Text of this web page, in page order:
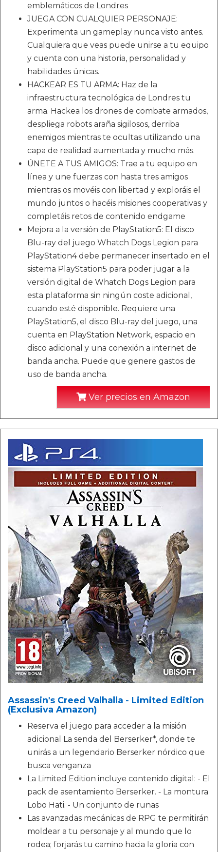
emblemáticos de Londres
JUEGA CON CUALQUIER PERSONAJE:
Experimenta un gameplay nunca visto antes.
Cualquiera que veas puede unirse a tu equipo
y cuenta con una historia, personalidad y
habilidades únicas.
HACKEAR ES TU ARMA: Haz de la
infraestructura tecnológica de Londres tu
arma. Hackea los drones de combate armados,
despliega robots araña sigilosos, derriba
enemigos mientras te ocultas utilizando una
capa de realidad aumentada y mucho más.
ÚNETE A TUS AMIGOS: Trae a tu equipo en
línea y une fuerzas con hasta tres amigos
mientras os movéis con libertad y exploráis el
mundo juntos o hacéis misiones cooperativas y
completáis retos de contenido endgame
Mejora a la versión de PlayStation5: El disco
Blu-ray del juego Whatch Dogs Legion para
PlayStation4 debe permanecer insertado en el
sistema PlayStation5 para poder jugar a la
versión digital de Whatch Dogs Legion para
esta plataforma sin ningún coste adicional,
cuando esté disponible. Requiere una
PlayStation5, el disco Blu-ray del juego, una
cuenta en PlayStation Network, espacio en
disco adicional y una conexión a internet de
banda ancha. Puede que genere gastos de
uso de banda ancha.
Ver precios en Amazon
Assassin's Creed Valhalla - Limited Edition
(Exclusiva Amazon)
Reserva el juego para acceder a la misión
adicional La senda del Berserker*, donde te
unirás a un legendario Berserker nórdico que
busca venganza
La Limited Edition incluye contenido digital: - El
pack de asentamiento Berserker. - La montura
Lobo Hati. - Un conjunto de runas
Las avanzadas mecánicas de RPG te permitirán
moldear a tu personaje y al mundo que lo
rodea; forjarás tu camino hacia la gloria con